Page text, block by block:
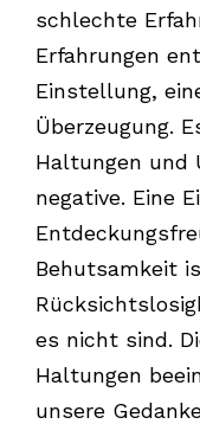
schlechte
Erfahrungen
Einstellung,
Überzeugung.
Haltungen und
negative. Eine
Behutsamkeit
es nicht sind.
Haltungen
unsere